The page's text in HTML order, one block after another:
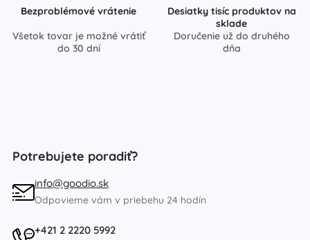
Bezproblémové vrátenie
Všetok tovar je možné vrátiť
do 30 dní
Desiatky tisíc produktov na
sklade
Doručenie už do druhého
dňa
Potrebujete poradiť?
info@goodio.sk
Odpovieme vám v priebehu 24 hodín
+421 2 2220 5992